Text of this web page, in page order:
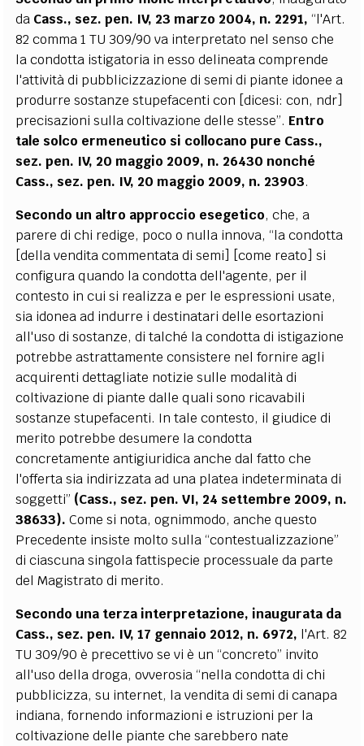
da Cass., sez. pen. IV, 23 marzo 2004, n. 2291, “l'Art.
82 comma 1 TU 309/90 va interpretato nel senso che
la condotta istigatoria in esso delineata comprende
l'attività di pubblicizzazione di semi di piante idonee a
produrre sostanze stupefacenti con [dicesi: con, ndr]
precisazioni sulla coltivazione delle stesse”. Entro
tale solco ermeneutico si collocano pure Cass.,
sez. pen. IV, 20 maggio 2009, n. 26430 nonché
Cass., sez. pen. IV, 20 maggio 2009, n. 23903.
Secondo un altro approccio esegetico, che, a
parere di chi redige, poco o nulla innova, “la condotta
[della vendita commentata di semi] [come reato] si
configura quando la condotta dell'agente, per il
contesto in cui si realizza e per le espressioni usate,
sia idonea ad indurre i destinatari delle esortazioni
all'uso di sostanze, di talché la condotta di istigazione
potrebbe astrattamente consistere nel fornire agli
acquirenti dettagliate notizie sulle modalità di
coltivazione di piante dalle quali sono ricavabili
sostanze stupefacenti. In tale contesto, il giudice di
merito potrebbe desumere la condotta
concretamente antigiuridica anche dal fatto che
l'offerta sia indirizzata ad una platea indeterminata di
soggetti” (Cass., sez. pen. VI, 24 settembre 2009, n.
38633). Come si nota, ognimmodo, anche questo
Precedente insiste molto sulla “contestualizzazione”
di ciascuna singola fattispecie processuale da parte
del Magistrato di merito.
Secondo una terza interpretazione, inaugurata da
Cass., sez. pen. IV, 17 gennaio 2012, n. 6972, l'Art. 82
TU 309/90 è precettivo se vi è un “concreto” invito
all'uso della droga, ovverosia “nella condotta di chi
pubblicizza, su internet, la vendita di semi di canapa
indiana, fornendo informazioni e istruzioni per la
coltivazione delle piante che sarebbero nate